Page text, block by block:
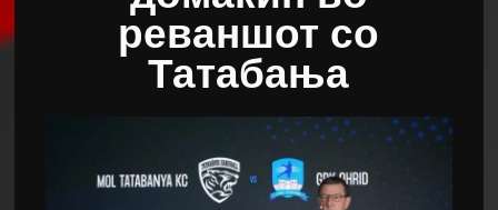
реваншот со
Татабања